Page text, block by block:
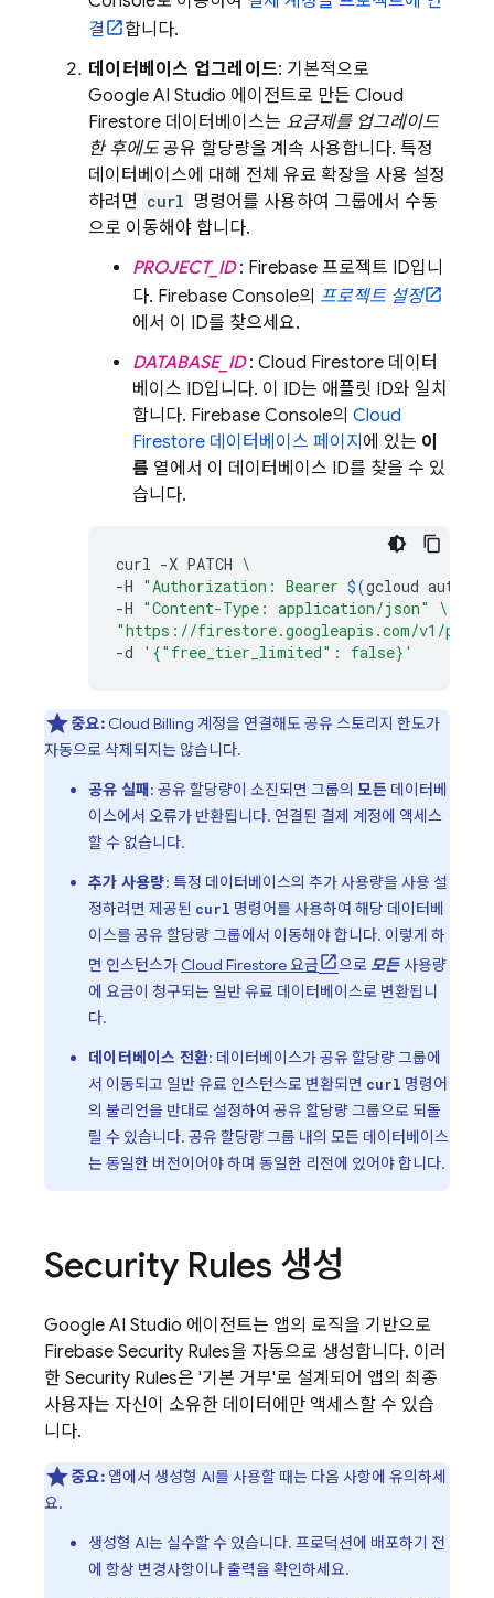
결
합니다.
데이터베이스 업그레이드: 기본적으로
Google AI Studio 에이전트로 만든 Cloud
Firestore 데이터베이스는 요금제를 업그레이드
한 후에도공유 할당량을 계속 사용합니다. 특정
데이터베이스에 대해 전체 유료 확장을 사용 설정
하려면 curl 명령어를 사용하여 그룹에서 수동
으로 이동해야 합니다.
PROJECT_ID: Firebase 프로젝트 ID입니
다. Firebase Console의 프로젝트 설정
에서 이 ID를 찾으세요.
DATABASE_ID: Cloud Firestore 데이터
베이스 ID입니다. 이 ID는 애플릿 ID와 일치
합니다. Firebase Console의 Cloud
Firestore 데이터베이스 페이지 에 있는 이
름 열에서 이 데이터베이스 ID를 찾을 수 있
습니다.
curl -X PATCH \
-H "Authorization: Bearer $(gcloud auth
-H "Content-Type: application/json"
\
"https://firestore.googleapis.com/v1/
-d
'{"free_tier_limited": false}'
중요: Cloud Billing 계정을 연결해도 공유 스토리지 한도가
자동으로 삭제되지는 않습니다.
공유 실패: 공유 할당량이 소진되면 그룹의 모든 데이터베
이스에서 오류가 반환됩니다. 연결된 결제 계정에 액세스
할 수 없습니다.
추가 사용량: 특정 데이터베이스의 추가 사용량을 사용 설
정하려면 제공된 curl 명령어를 사용하여 해당 데이터베
이스를 공유 할당량 그룹에서 이동해야 합니다. 이렇게 하
면 인스턴스가 Cloud Firestore요금 으로 모든사용량
에 요금이 청구되는 일반 유료 데이터베이스로 변환됩니
다.
데이터베이스 전환: 데이터베이스가 공유 할당량 그룹에
서 이동되고 일반 유료 인스턴스로 변환되면 curl 명령어
의 불리언을 반대로 설정하여 공유 할당량 그룹으로 되돌
릴 수 있습니다. 공유 할당량 그룹 내의 모든 데이터베이스
는 동일한 버전이어야 하며 동일한 리전에 있어야 합니다.
Security Rules 생성
Google AI Studio 에이전트는 앱의 로직을 기반으로
Firebase Security Rules을 자동으로 생성합니다. 이러
한 Security Rules은 '기본 거부'로 설계되어 앱의 최종
사용자는 자신이 소유한 데이터에만 액세스할 수 있습
니다.
중요:앱에서 생성형 AI를 사용할 때는 다음 사항에 유의하세
요.
생성형 AI는 실수할 수 있습니다. 프로덕션에 배포하기 전
에 항상 변경사항이나 출력을 확인하세요.